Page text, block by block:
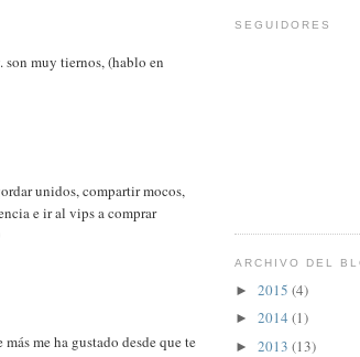
muy tiernos, (hablo en
unidos, compartir mocos,
e ir al vips a comprar
me ha gustado desde que te
SEGUIDORES
ARCHIVO DEL
► 2015 (4)
► 2014 (1)
► 2013 (13)